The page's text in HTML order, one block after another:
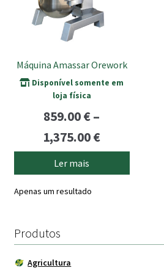
Máquina Amassar Orework
Disponível somente em
loja física
859.00€–
1,375.00€Price
859.00 €
Ler mais
Apenas um resultado
Produtos
Agricultura